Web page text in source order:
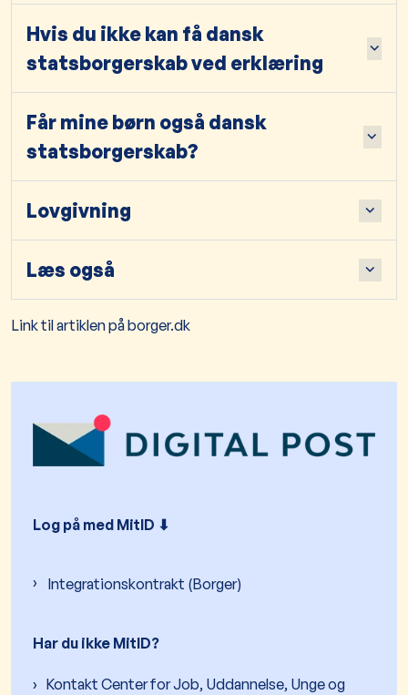
Hvis du ikke kan få dansk
statsborgerskab ved erklæring
Får mine børn også dansk
statsborgerskab?
Lovgivning
Læs også
Link til artiklen på borger.dk
Log på med MitID ⬇︎
Integrationskontrakt (Borger)
Har du ikke MitID?
Kontakt Center for Job, Uddannelse, Unge og